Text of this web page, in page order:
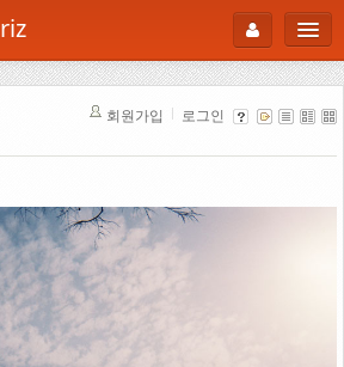
회원가입 로그인